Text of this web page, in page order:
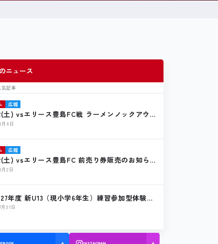
ニュース
気記事
広報
土) vsエリース豊島FC戦 ラーメンノックアウ
のお知らせ
月4日
広報
土) vsエリース豊島FC 前売り券販売のお知ら
月2日
年度 新U13（現小学6年生）練習参加型体験会
お知らせ】
月31日